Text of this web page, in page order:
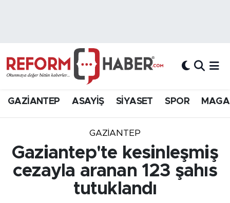
GAZİANTEP ASAYİŞ SİYASET SPOR
GAZIANTEP
Gaziantep'te kesinleşmiş
cezayla aranan 123 şahıs
tutuklandı
Hava Durumu
Süper Lig Puan Durumu ve Fikstür
Tüm Manşetler
Son Dakika Haberleri
Haber Arşivi